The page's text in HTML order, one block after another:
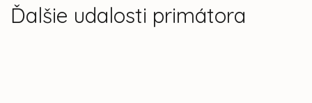
Ďalšie udalosti primátora